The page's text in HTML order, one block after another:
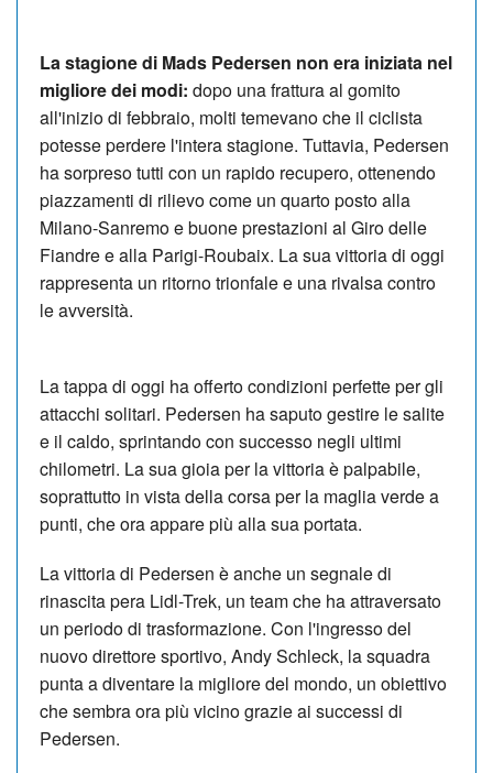
La stagione di Mads Pedersen non era iniziata nel
migliore dei modi: dopo una frattura al gomito
all'inizio di febbraio, molti temevano che il ciclista
potesse perdere l'intera stagione. Tuttavia, Pedersen
ha sorpreso tutti con un rapido recupero, ottenendo
piazzamenti di rilievo come un quarto posto alla
Milano-Sanremo e buone prestazioni al Giro delle
Fiandre e alla Parigi-Roubaix. La sua vittoria di oggi
rappresenta un ritorno trionfale e una rivalsa contro
le avversità.
La tappa di oggi ha offerto condizioni perfette per gli
attacchi solitari. Pedersen ha saputo gestire le salite
e il caldo, sprintando con successo negli ultimi
chilometri. La sua gioia per la vittoria è palpabile,
soprattutto in vista della corsa per la maglia verde a
punti, che ora appare più alla sua portata.
La vittoria di Pedersen è anche un segnale di
rinascita pera Lidl-Trek, un team che ha attraversato
un periodo di trasformazione. Con l'ingresso del
nuovo direttore sportivo, Andy Schleck, la squadra
punta a diventare la migliore del mondo, un obiettivo
che sembra ora più vicino grazie ai successi di
Pedersen.